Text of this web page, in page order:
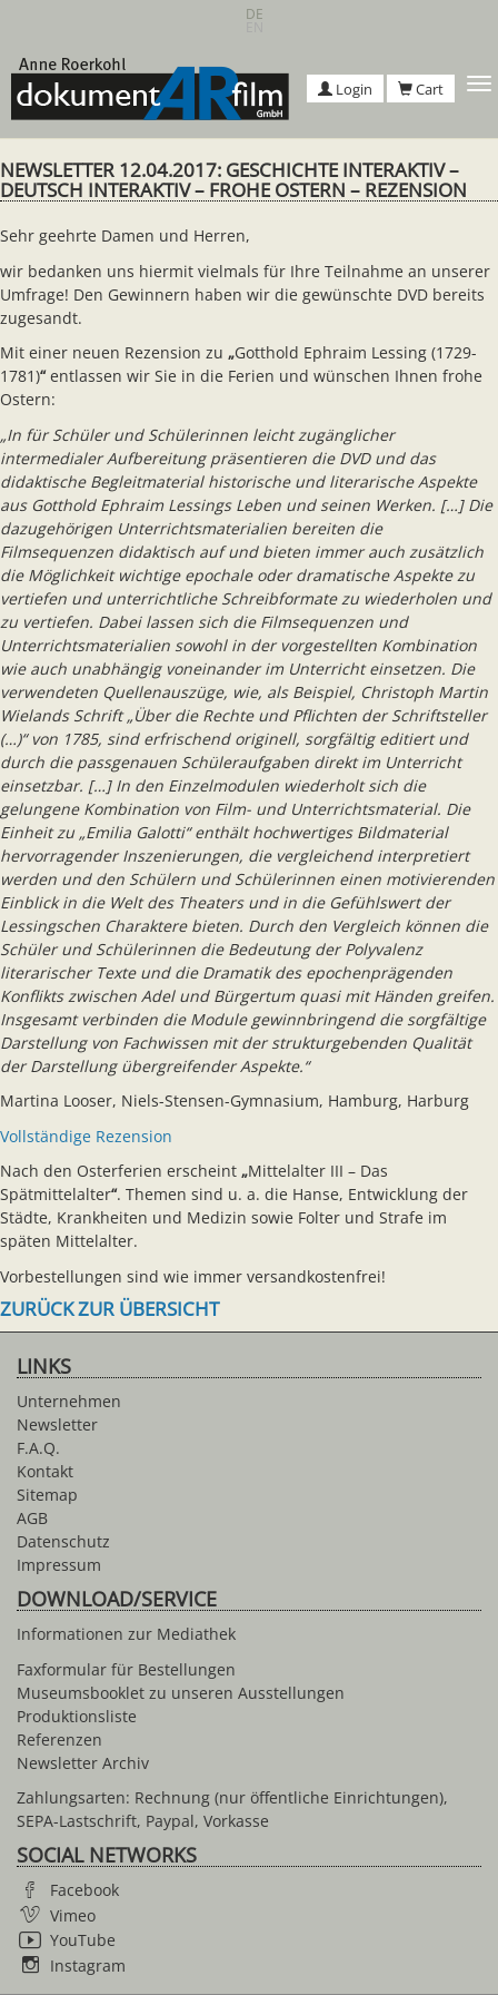
main
content
DE
Login Cart
NEWSLETTER 12.04.2017: GESCHICHTE INTERAKTIV –
DEUTSCH INTERAKTIV – FROHE OSTERN – REZENSION
Sehr geehrte Damen und Herren,
wir bedanken uns hiermit vielmals für Ihre Teilnahme an unserer
Umfrage! Den Gewinnern haben wir die gewünschte DVD bereits
zugesandt.
Mit einer neuen Rezension zu „Gotthold Ephraim Lessing (1729-
1781)“entlassen wir Sie in die Ferien und wünschen Ihnen frohe
Ostern:
„In für Schüler und Schülerinnen leicht zugänglicher
intermedialer Aufbereitung präsentieren die DVD und das
didaktische Begleitmaterial historische und literarische Aspekte
aus Gotthold Ephraim Lessings Leben und seinen Werken. […] Die
dazugehörigen Unterrichtsmaterialien bereiten die
Filmsequenzen didaktisch auf und bieten immer auch zusätzlich
die Möglichkeit wichtige epochale oder dramatische Aspekte zu
vertiefen und unterrichtliche Schreibformate zu wiederholen und
zu vertiefen. Dabei lassen sich die Filmsequenzen und
Unterrichtsmaterialien sowohl in der vorgestellten Kombination
wie auch unabhängig voneinander im Unterricht einsetzen. Die
verwendeten Quellenauszüge, wie, als Beispiel, Christoph Martin
Wielands Schrift „Über die Rechte und Pflichten der Schriftsteller
(…)“ von 1785, sind erfrischend originell, sorgfältig editiert und
durch die passgenauen Schüleraufgaben direkt im Unterricht
einsetzbar. […] In den Einzelmodulen wiederholt sich die
gelungene Kombination von Film- und Unterrichtsmaterial. Die
Einheit zu „Emilia Galotti“ enthält hochwertiges Bildmaterial
hervorragender Inszenierungen, die vergleichend interpretiert
werden und den Schülern und Schülerinnen einen motivierenden
Einblick in die Welt des Theaters und in die Gefühlswert der
Lessingschen Charaktere bieten. Durch den Vergleich können die
Schüler und Schülerinnen die Bedeutung der Polyvalenz
literarischer Texte und die Dramatik des epochenprägenden
Konflikts zwischen Adel und Bürgertum quasi mit Händen greifen.
Insgesamt verbinden die Module gewinnbringend die sorgfältige
Darstellung von Fachwissen mit der strukturgebenden Qualität
der Darstellung übergreifender Aspekte.“
Martina Looser, Niels-Stensen-Gymnasium, Hamburg, Harburg
Vollständige Rezension
Nach den Osterferien erscheint „Mittelalter III – Das
Spätmittelalter“. Themen sind u. a. die Hanse, Entwicklung der
Städte, Krankheiten und Medizin sowie Folter und Strafe im
späten Mittelalter.
Vorbestellungen sind wie immer versandkostenfrei!
ZURÜCK ZUR ÜBERSICHT
LINKS
Unternehmen
Newsletter
F.A.Q.
Kontakt
Sitemap
AGB
Datenschutz
Impressum
DOWNLOAD/SERVICE
Informationen zur Mediathek
Faxformular für Bestellungen
Museumsbooklet zu unseren Ausstellungen
Produktionsliste
Referenzen
Newsletter Archiv
Zahlungsarten: Rechnung (nur öffentliche Einrichtungen),
SEPA-Lastschrift, Paypal, Vorkasse
SOCIAL NETWORKS
Facebook
Vimeo
YouTube
Instagram